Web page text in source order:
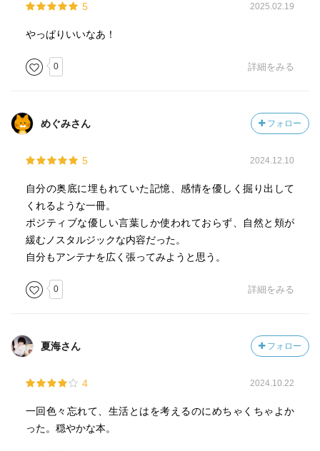
5 2025.02.19
やっぱりいいなあ！
0 詳細をみる
めぐみさん フォロー
5 2024.12.10
自分の奥底に埋もれていた記憶、感情を優しく掘り出して
くれるような一冊。
ポジティブな優しい言葉しか使われておらず、自然と頬が
緩むノスタルジックな内容だった。
自分もアンテナを広く張ってみようと思う。
0 詳細をみる
夏海さん フォロー
4 2024.10.22
一回色々忘れて、生活とはを考えるのにめちゃくちゃよか
った。穏やかな本。